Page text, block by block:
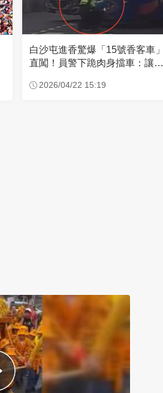
白沙屯進香驚爆「15號香客車」
直闖！員警下跪肉身擋車：讓行
2026/04/22 15:19